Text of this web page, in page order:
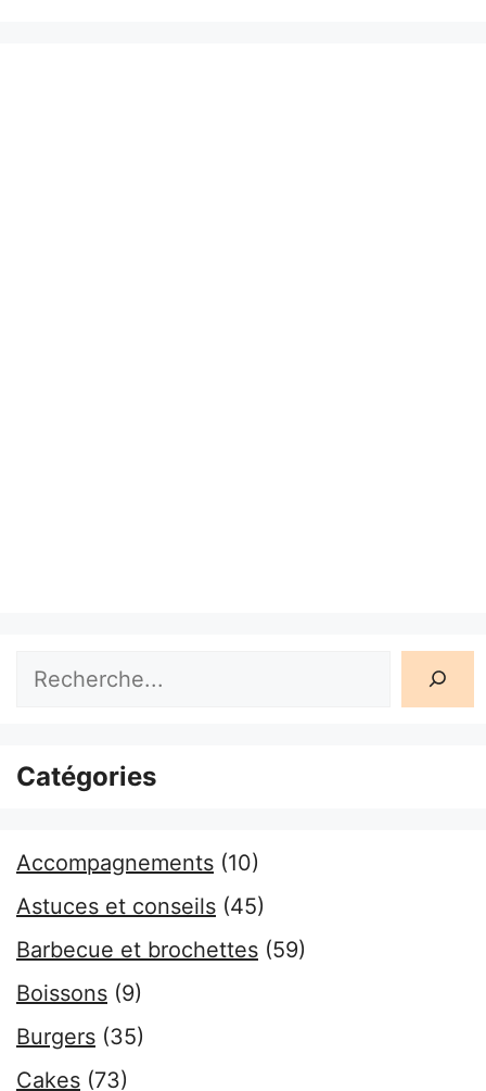
Rechercher
Catégories
Accompagnements (10)
Astuces et conseils (45)
Barbecue et brochettes (59)
Boissons (9)
Burgers (35)
Cakes (73)